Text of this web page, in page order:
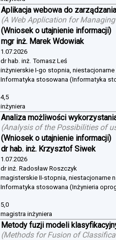
Aplikacja webowa do
(A Web Application for
(Wniosek o utajnienie informacji)
mgr inż. Marek Wdowiak
1.07.2026
dr hab. inż. Tomasz Leś
inżynierskie I-go stopnia, niestacjonarne
Informatyka stosowana (Informatyka
4,5
inżyniera
Analiza możliwości
(Analysis of the Possibilities of
(Wniosek o utajnienie informacji)
dr hab. inż. Krzysztof Siwek
1.07.2026
dr inż. Radosław Roszczyk
magisterskie II-stopnia, niestacjonarne
Informatyka stosowana (Inżynieria
5,0
magistra inżyniera
Metody fuzji modeli
(Methods for Fusion of